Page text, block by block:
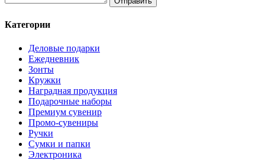
Категории
Деловые подарки
Ежедневник
Зонты
Кружки
Наградная продукция
Подарочные наборы
Премиум сувенир
Промо-сувениры
Ручки
Сумки и папки
Электроника